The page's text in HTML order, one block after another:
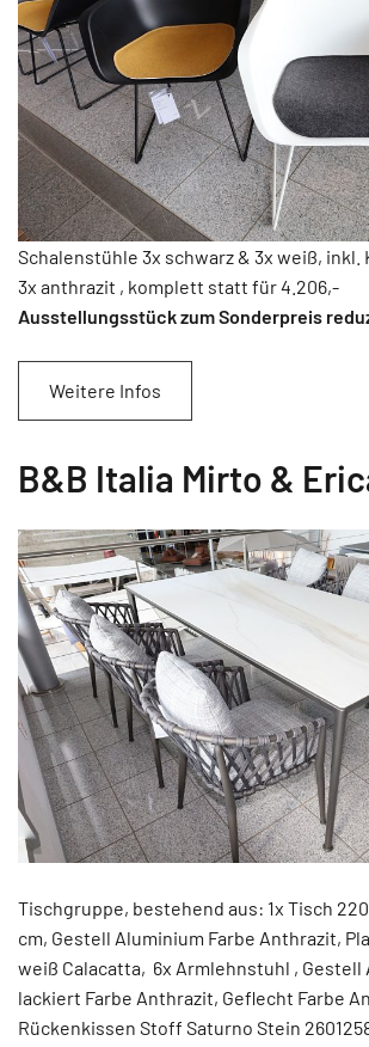
Schalenstühle 3x schwarz & 3x weiß, inkl.
3x anthrazit , komplett statt für 4.206,-
Ausstellungsstück zum Sonderpreis
Weitere Infos
B&B Italia Mirto &
Tischgruppe, bestehend aus: 1x Tisch 220
cm, Gestell Aluminium Farbe Anthrazit,
weiß Calacatta, 6x Armlehnstuhl , Gestell
lackiert Farbe Anthrazit, Geflecht Farbe
Rückenkissen Stoff Saturno Stein